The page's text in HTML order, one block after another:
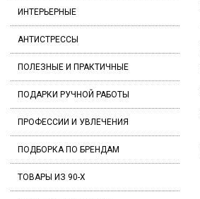
ИНТЕРЬЕРНЫЕ
АНТИСТРЕССЫ
ПОЛЕЗНЫЕ И ПРАКТИЧНЫЕ
ПОДАРКИ РУЧНОЙ РАБОТЫ
ПРОФЕССИИ И УВЛЕЧЕНИЯ
ПОДБОРКА ПО БРЕНДАМ
ТОВАРЫ ИЗ 90-Х